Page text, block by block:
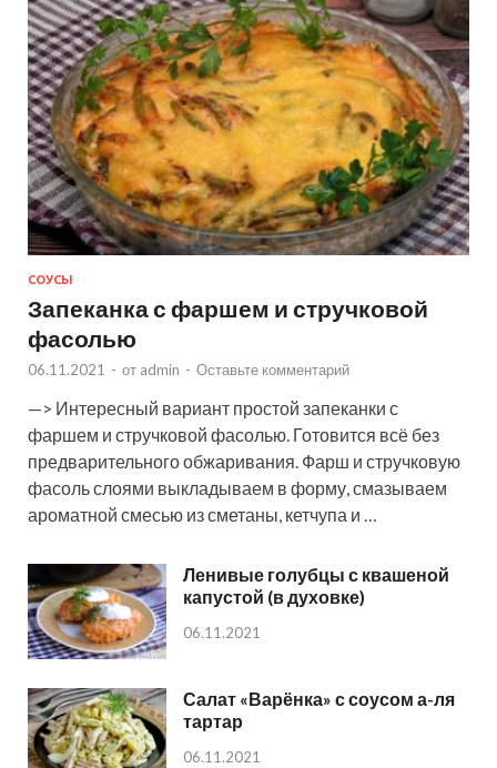
СОУСЫ
Запеканка с фаршем и стручковой
фасолью
06.11.2021 - от admin - Оставьте комментарий
—> Интересный вариант простой запеканки с
фаршем и стручковой фасолью. Готовится всё без
предварительного обжаривания. Фарш и стручковую
фасоль слоями выкладываем в форму, смазываем
ароматной смесью из сметаны, кетчупа и …
Ленивые голубцы с квашеной
капустой (в духовке)
06.11.2021
Салат «Варёнка» с соусом а-ля
тартар
06.11.2021